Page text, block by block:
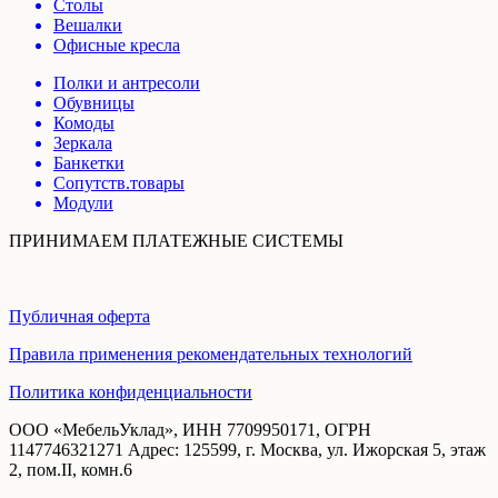
Столы
Вешалки
Офисные кресла
Полки и антресоли
Обувницы
Комоды
Зеркала
Банкетки
Сопутств.товары
Модули
ПРИНИМАЕМ ПЛАТЕЖНЫЕ СИСТЕМЫ
Публичная оферта
Правила применения рекомендательных технологий
Политика конфиденциальности
ООО «МебельУклад», ИНН 7709950171, ОГРН
1147746321271 Адрес: 125599, г. Москва, ул. Ижорская 5, этаж
2, пом.II, комн.6